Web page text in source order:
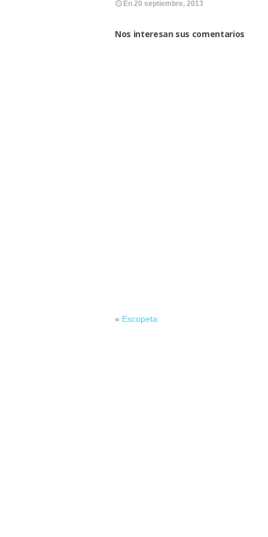
En 20 septiembre, 2013
Nos interesan sus comentarios
« Escopeta